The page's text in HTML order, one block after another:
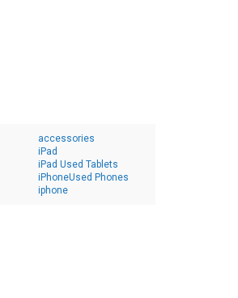
accessories
iPad
iPad Used Tablets
iPhoneUsed Phones
iphone